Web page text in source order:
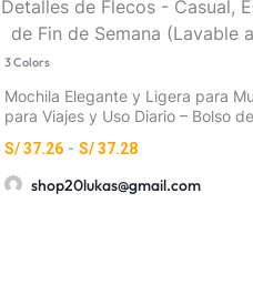
3 Colors
Mochila Elegante y Ligera para
para Viajes y Uso Diario – Bolso
Cremallera y Detalles de Flecos –
Escapada de Fin de Semana
Mano)
S/37.26 - S/37.28
shop20lukas@gmail.com